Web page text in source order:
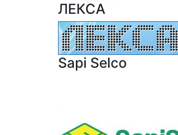
ЛЕКСА
Sapi Selco